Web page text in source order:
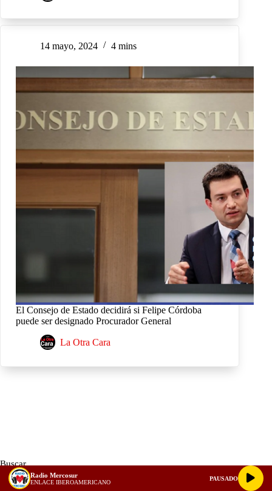
14 mayo, 2024 4 mins
El Consejo de Estado decidirá si Felipe Córdoba
puede ser designado Procurador General
La Otra Cara
Buscar
Radio Mercosur
ENLACE IBEROAMERICANO
PAUSADO